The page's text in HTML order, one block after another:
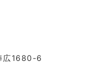
広1680-6